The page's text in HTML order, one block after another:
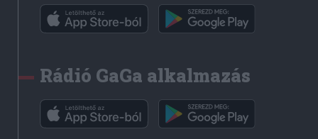
Rádió GaGa alkalmazás